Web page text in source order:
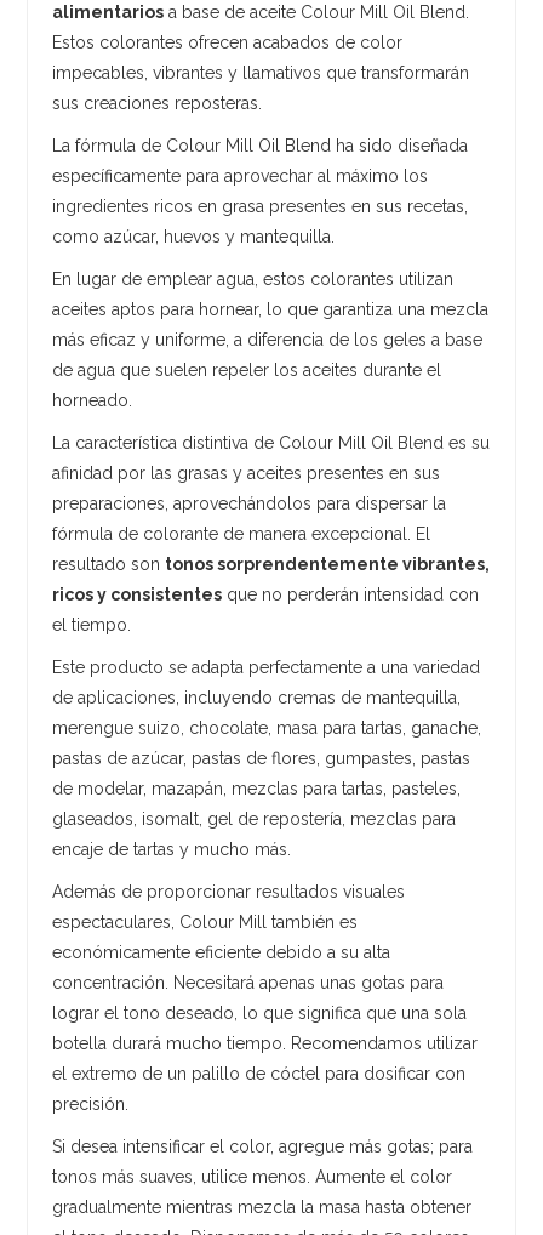
alimentarios a base de aceite Colour Mill Oil Blend.
Estos colorantes ofrecen acabados de color
impecables, vibrantes y llamativos que transformarán
sus creaciones reposteras.
La fórmula de Colour Mill Oil Blend ha sido diseñada
específicamente para aprovechar al máximo los
ingredientes ricos en grasa presentes en sus recetas,
como azúcar, huevos y mantequilla.
En lugar de emplear agua, estos colorantes utilizan
aceites aptos para hornear, lo que garantiza una mezcla
más eficaz y uniforme, a diferencia de los geles a base
de agua que suelen repeler los aceites durante el
horneado.
La característica distintiva de Colour Mill Oil Blend es su
afinidad por las grasas y aceites presentes en sus
preparaciones, aprovechándolos para dispersar la
fórmula de colorante de manera excepcional. El
resultado son tonos sorprendentemente vibrantes,
ricos y consistentes que no perderán intensidad con
el tiempo.
Este producto se adapta perfectamente a una variedad
de aplicaciones, incluyendo cremas de mantequilla,
merengue suizo, chocolate, masa para tartas, ganache,
pastas de azúcar, pastas de flores, gumpastes, pastas
de modelar, mazapán, mezclas para tartas, pasteles,
glaseados, isomalt, gel de repostería, mezclas para
encaje de tartas y mucho más.
Además de proporcionar resultados visuales
espectaculares, Colour Mill también es
económicamente eficiente debido a su alta
concentración. Necesitará apenas unas gotas para
lograr el tono deseado, lo que significa que una sola
botella durará mucho tiempo. Recomendamos utilizar
el extremo de un palillo de cóctel para dosificar con
precisión.
Si desea intensificar el color, agregue más gotas; para
tonos más suaves, utilice menos. Aumente el color
gradualmente mientras mezcla la masa hasta obtener